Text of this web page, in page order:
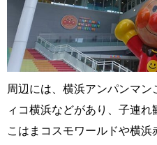
周辺には、横浜アンパンマ
ィコ横浜などがあり、子連
こはまコスモワールドや横